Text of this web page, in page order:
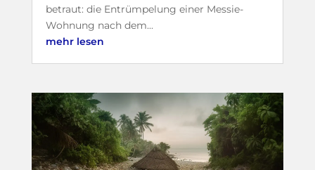
betraut: die Entrümpelung einer Messie-
Wohnung nach dem...
mehr lesen